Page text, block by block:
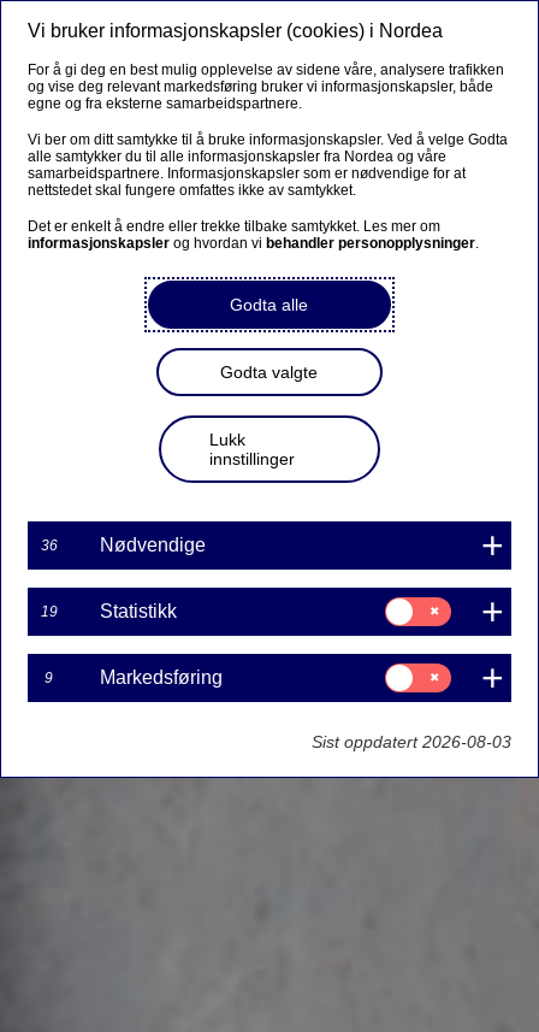
Vi bruker informasjonskapsler (cookies) i Nordea
For å gi deg en best mulig opplevelse av sidene våre, analysere trafikken
og vise deg relevant markedsføring bruker vi informasjonskapsler, både
egne og fra eksterne samarbeidspartnere.
Vi ber om ditt samtykke til å bruke informasjonskapsler. Ved å velge Godta
alle samtykker du til alle informasjonskapsler fra Nordea og våre
samarbeidspartnere. Informasjonskapsler som er nødvendige for at
nettstedet skal fungere omfattes ikke av samtykket.
Det er enkelt å endre eller trekke tilbake samtykket. Les mer om
informasjonskapsler og hvordan vi behandler personopplysninger.
Godta alle
Godta valgte
Lukk
innstillinger
36 Nødvendige
19 Statistikk
Samtykke
til:
Statistikk
9 Markedsføring
Samtykke
til:
Markedsføring
Sist oppdatert 2026-08-03